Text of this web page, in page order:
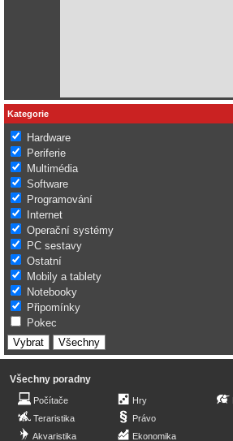
Kategorie
Hardware
Periferie
Multimédia
Software
Programování
Internet
Operační systémy
PC sestavy
Ostatní
Mobily a tablety
Notebooky
Připomínky
Pokec
Všechny poradny
Počítače
Teraristika
Akvaristika
Hry
Právo
Ekonomika